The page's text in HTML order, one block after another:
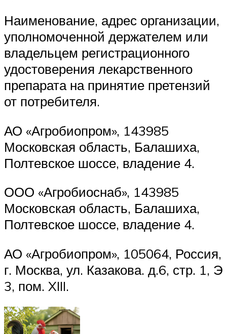
Наименование, адрес организации,
уполномоченной держателем или
владельцем регистрационного
удостоверения лекарственного
препарата на принятие претензий
от потребителя.
АО «Агробиопром», 143985
Московская область, Балашиха,
Полтевское шоссе, владение 4.
ООО «Агробиоснаб», 143985
Московская область, Балашиха,
Полтевское шоссе, владение 4.
АО «Агробиопром», 105064, Россия,
г. Москва, ул. Казакова. д.6, стр. 1, Э
3, пом. XIII.